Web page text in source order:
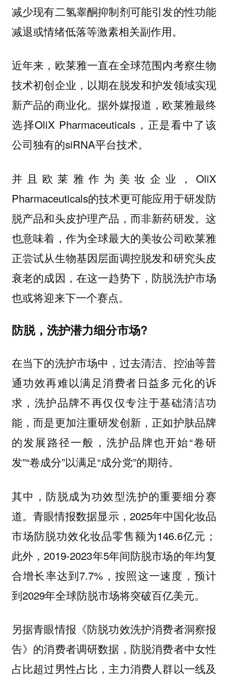
减少现有二氢睾酮抑制剂可能引发的性功能
减退或情绪低落等激素相关副作用。
近年来，欧莱雅一直在全球范围内考察生物
技术初创企业，以期在脱发和护发领域实现
新产品的商业化。据外媒报道，欧莱雅最终
选择OliX Pharmaceuticals，正是看中了该
公司独有的siRNA平台技术。
并且欧莱雅作为美妆企业，OliX
Pharmaceuticals的技术更可能应用于研发防
脱产品和头皮护理产品，而非新药研发。这
也意味着，作为全球最大的美妆公司欧莱雅
正尝试从生物基因层面调控脱发和研究头皮
衰老的成因，在这一趋势下，防脱洗护市场
也或将迎来下一个赛点。
防脱，洗护潜力细分市场?
在当下的洗护市场中，过去清洁、控油等普
通功效再难以满足消费者日益多元化的诉
求，洗护品牌不再仅仅专注于基础清洁功
能，而是更加注重研发创新，正如护肤品牌
的发展路径一般，洗护品牌也开始“卷研
发”“卷成分”以满足“成分党”的期待。
其中，防脱成为功效型洗护的重要细分赛
道。青眼情报数据显示，2025年中国化妆品
市场防脱功效化妆品零售额为146.6亿元；
此外，2019-2023年5年间防脱市场的年均复
合增长率达到7.7%，按照这一速度，预计
到2029年全球防脱市场将突破百亿美元。
另据青眼情报《防脱功效洗护消费者洞察报
告》的消费者调研数据，防脱消费者中女性
占比超过男性占比，主力消费人群以一线及